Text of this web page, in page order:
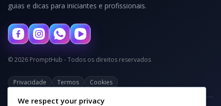
guias e dicas para iniciantes e profissionais.
© 2026 PromptHub - Todos os direitos reservados
Privacidade Termos Cookies
We respect your privacy